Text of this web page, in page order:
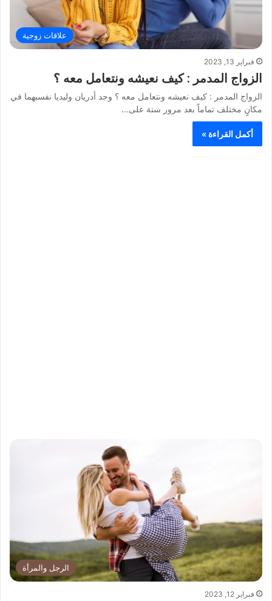
علاقات زوجية
فبراير 13, 2023
الزواج المدمر : كيف نعيشه ونتعامل معه ؟
الزواج المدمر : كيف نعيشه ونتعامل معه ؟ وجد أدريان وليديا نفسبهما في
مكانٍ مختلف تماماً بعد مرور سنة على…
أكمل القراءة »
الرجل والمرأة
فبراير 12, 2023